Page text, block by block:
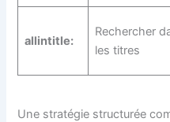
allintitle:
Rechercher
les titres
Une stratégie structurée